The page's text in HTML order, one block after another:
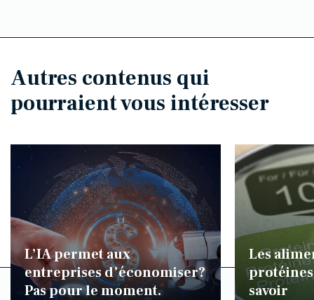
Autres contenus qui
pourraient vous intéresser
L’IA permet aux
entreprises d’économiser?
Pas pour le moment.
Les
protéines
savoir